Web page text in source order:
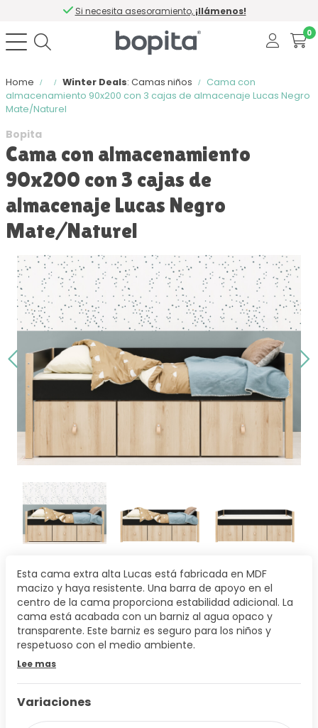
Si necesita asesoramiento, ¡llámenos!
0
Home Winter Deals: Camas niños
Cama con
almacenamiento 90x200 con 3 cajas de almacenaje Lucas Negro
Mate/Naturel
Bopita
Cama con almacenamiento
90x200 con 3 cajas de
almacenaje Lucas Negro
Mate/Naturel
Esta cama extra alta Lucas está fabricada en MDF
macizo y haya resistente. Una barra de apoyo en el
centro de la cama proporciona estabilidad adicional. La
cama está acabada con un barniz al agua opaco y
transparente. Este barniz es seguro para los niños y
respetuoso con el medio ambiente.
Lee mas
Variaciones